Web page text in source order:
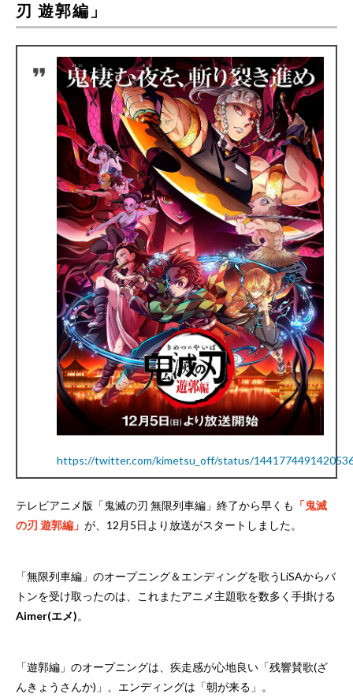
刃 遊郭編」
https://twitter.com/kimetsu_off/status/
テレビアニメ版「鬼滅の刃 無限列車編」終了から早くも 「鬼滅
の刃 遊郭編」 が、12月5日より放送がスタートしました。
「無限列車編」のオープニング＆エンディングを歌うLiSAからバ
トンを受け取ったのは、これまたアニメ主題歌を数多く手掛ける
Aimer(エメ)。
「遊郭編」のオープニングは、疾走感が心地良い「残響賛歌(ざ
んきょうさんか)」、エンディングは「朝が来る」。